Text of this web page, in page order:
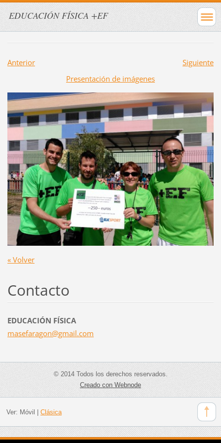
EDUCACIÓN FÍSICA +EF
Anterior
Siguiente
Presentación de imágenes
« Volver
Contacto
EDUCACIÓN FÍSICA
masefaragon@gmail.com
© 2014 Todos los derechos reservados.
Creado con Webnode
Ver: Móvil Clásica